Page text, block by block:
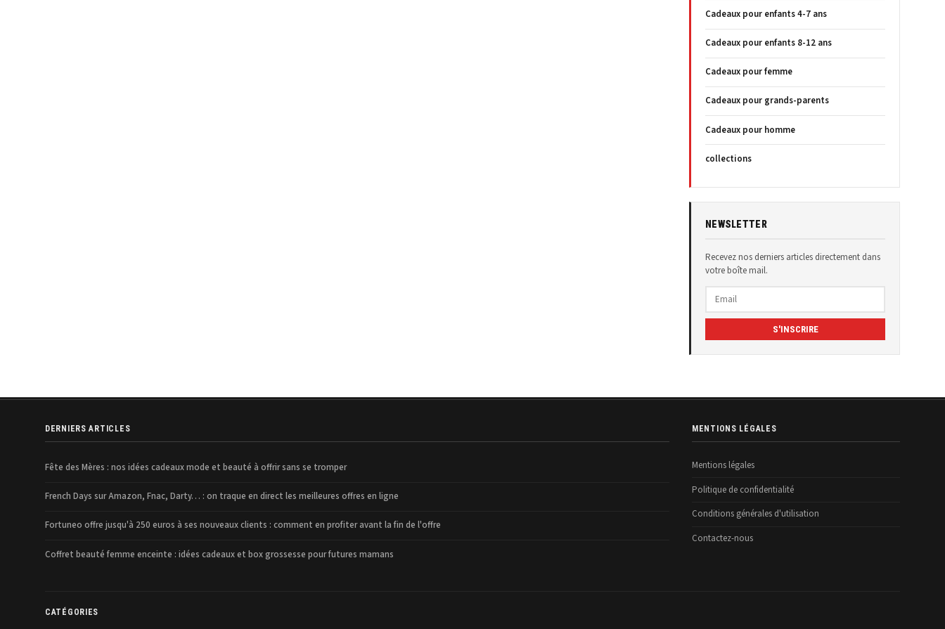
Cadeaux pour enfants 4-7 ans
Cadeaux pour enfants 8-12 ans
Cadeaux pour femme
Cadeaux pour grands-parents
Cadeaux pour homme
collections
NEWSLETTER
Recevez nos derniers articles directement dans
votre boîte mail.
S'INSCRIRE
DERNIERS ARTICLES
Fête des Mères : nos idées cadeaux mode et beauté à offrir sans se tromper
French Days sur Amazon, Fnac, Darty… : on traque en direct les meilleures offres en ligne
Fortuneo offre jusqu'à 250 euros à ses nouveaux clients : comment en profiter avant la fin de l'offre
Coffret beauté femme enceinte : idées cadeaux et box grossesse pour futures mamans
MENTIONS LÉGALES
Mentions légales
Politique de confidentialité
Conditions générales d'utilisation
Contactez-nous
CATÉGORIES